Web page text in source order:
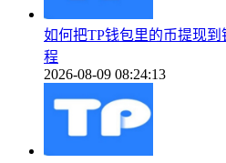
如何把TP钱包里的币提现
程
2026-08-09 08:24:13